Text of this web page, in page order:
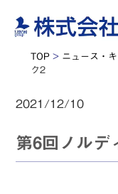
TOP > ニュース・
ク2
2021/12/10
第6回ノルデ